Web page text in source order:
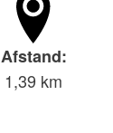
Afstand:
1,39 km